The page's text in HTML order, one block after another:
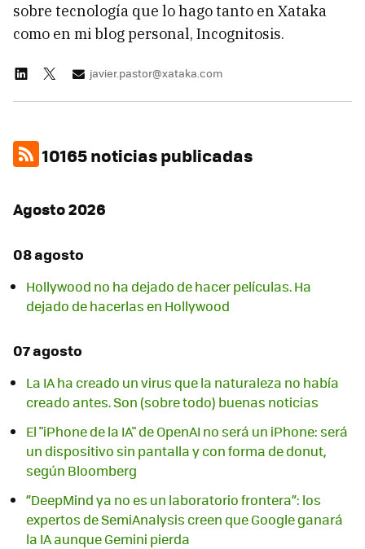
sobre tecnología que lo hago tanto en Xataka
como en mi blog personal, Incognitosis.
javier.pastor@xataka.com
10165 noticias publicadas
Agosto 2026
08 agosto
Hollywood no ha dejado de hacer películas. Ha
dejado de hacerlas en Hollywood
07 agosto
La IA ha creado un virus que la naturaleza no había
creado antes. Son (sobre todo) buenas noticias
El "iPhone de la IA" de OpenAI no será un iPhone: será
un dispositivo sin pantalla y con forma de donut,
según Bloomberg
“DeepMind ya no es un laboratorio frontera”: los
expertos de SemiAnalysis creen que Google ganará
la IA aunque Gemini pierda